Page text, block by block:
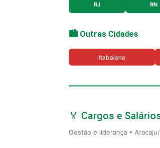
RJ RN
🏙️ Outras Cidades
Itabaiana
🏅 Cargos e
Gestão e liderança • Aracaju/